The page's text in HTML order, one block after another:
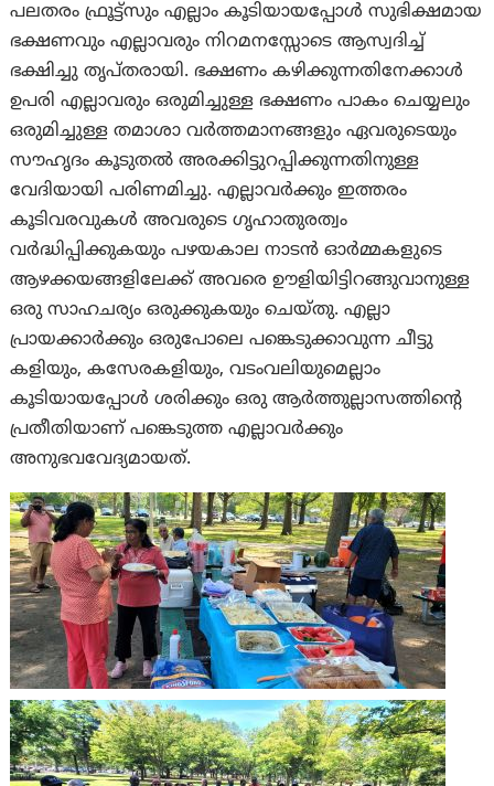
പലതരം ഫ്രൂട്ട്സും എല്ലാം കൂടിയായപ്പോൾ സുഭിക്ഷമായ
ഭക്ഷണവും എല്ലാവരും നിറമനസ്സോടെ ആസ്വദിച്ച്
ഭക്ഷിച്ചു തൃപ്തരായി. ഭക്ഷണം കഴിക്കുന്നതിനേക്കാൾ
ഉപരി എല്ലാവരും ഒരുമിച്ചുള്ള ഭക്ഷണം പാകം ചെയ്യലും
ഒരുമിച്ചുള്ള തമാശാ വർത്തമാനങ്ങളും ഏവരുടെയും
സൗഹൃദം കൂടുതൽ അരക്കിട്ടുറപ്പിക്കുന്നതിനുള്ള
വേദിയായി പരിണമിച്ചു. എല്ലാവർക്കും ഇത്തരം
കൂടിവരവുകൾ അവരുടെ ഗൃഹാതുരത്വം
വർദ്ധിപ്പിക്കുകയും പഴയകാല നാടൻ ഓർമ്മകളുടെ
ആഴക്കയങ്ങളിലേക്ക് അവരെ ഊളിയിട്ടിറങ്ങുവാനുള്ള
ഒരു സാഹചര്യം ഒരുക്കുകയും ചെയ്‌തു. എല്ലാ
പ്രായക്കാർക്കും ഒരുപോലെ പങ്കെടുക്കാവുന്ന ചീട്ടു
കളിയും, കസേരകളിയും, വടംവലിയുമെല്ലാം
കൂടിയായപ്പോൾ ശരിക്കും ഒരു ആർത്തുല്ലാസത്തിന്റെ
പ്രതീതിയാണ് പങ്കെടുത്ത എല്ലാവർക്കും
അനുഭവവേദ്യമായത്.